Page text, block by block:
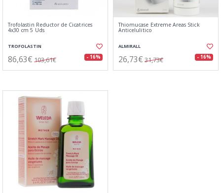
Trofolastin Reductor de Cicatrices
4x30 cm 5 Uds
TROFOLASTIN
86,63€ 103,61€ - 16%
Thiomucase Extreme Areas Stick
Anticelulitico
ALMIRALL
26,73€ 31,73€ - 16%